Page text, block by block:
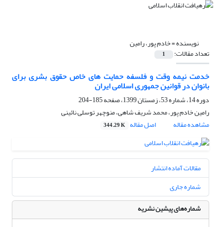
نویسنده =خادم پور، رامین
تعداد مقالات: 1
خدمت نیمه‏ وقت و فلسفه حمایت ‏های خاص حقوق بشری برای
بانوان در قوانین جمهوری اسلامی ایران
دوره 14، شماره 53، زمستان 1399، صفحه
185-204
رامین خادم پور، محمد شریف شاهی، منوچهر توسلی نائینی
مشاهده مقاله
اصل مقاله 344.29 K
مقالات آماده انتشار
شماره جاری
شماره‌های پیشین نشریه